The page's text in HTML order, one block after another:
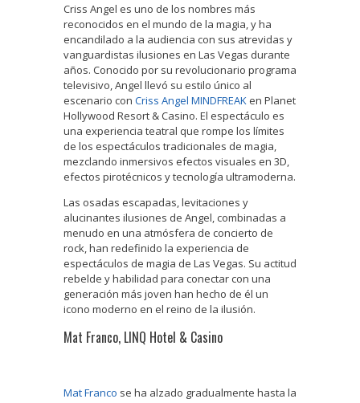
Criss Angel es uno de los nombres más
reconocidos en el mundo de la magia, y ha
encandilado a la audiencia con sus atrevidas y
vanguardistas ilusiones en Las Vegas durante
años. Conocido por su revolucionario programa
televisivo, Angel llevó su estilo único al
escenario con Criss Angel MINDFREAK en Planet
Hollywood Resort & Casino. El espectáculo es
una experiencia teatral que rompe los límites
de los espectáculos tradicionales de magia,
mezclando inmersivos efectos visuales en 3D,
efectos pirotécnicos y tecnología ultramoderna.
Las osadas escapadas, levitaciones y
alucinantes ilusiones de Angel, combinadas a
menudo en una atmósfera de concierto de
rock, han redefinido la experiencia de
espectáculos de magia de Las Vegas. Su actitud
rebelde y habilidad para conectar con una
generación más joven han hecho de él un
icono moderno en el reino de la ilusión.
Mat Franco, LINQ Hotel & Casino
Mat Franco se ha alzado gradualmente hasta la